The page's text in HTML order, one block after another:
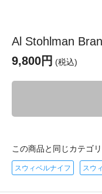
Al Stohlman
9,800円 (税込)
この商品と同じカテゴ
スウィベルナイフ スウ